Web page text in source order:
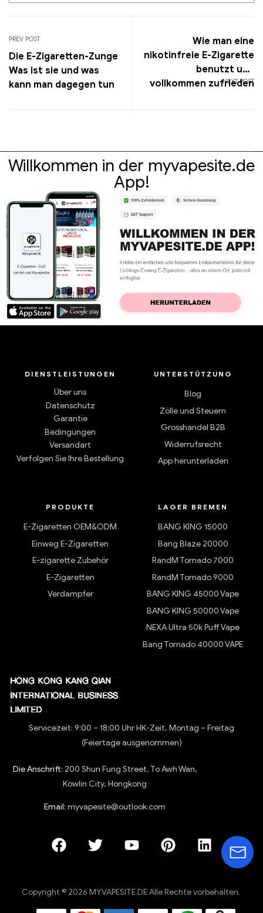
PREV POST
Die E-Zigaretten-Zunge
Was ist sie und was
kann man dagegen tun
NEXT POST
Wie man eine
nikotinfreie E-Zigarette
benutzt und
vollkommen zufrieden
Willkommen in der myvapesite.de
App!
DIENSTLEISTUNGEN
Über uns
Datenschutz
Garantie
Bedingungen
Versandart
Verfolgen Sie Ihre Bestellung
UNTERSTÜTZUNG
Blog
Zölle und Steuern
Grosshandel B2B
Widerrufsrecht
App herunterladen
PRODUKTE
E-Zigaretten OEM&ODM
Einweg E-Zigaretten
E-zigarette Zubehör
E-Zigaretten
Verdampfer
LAGER BREMEN
BANG KING 15000
Bang Blaze 20000
RandM Tornado 7000
RandM Tornado 9000
BANG KING 45000 Vape
BANG KING 50000 Vape
NEXA Ultra 50k Puff Vape
Bang Tornado 40000 VAPE
Servicezeit: 9:00 – 18:00 Uhr HK-Zeit, Montag – Freitag
(Feiertage ausgenommen)
Die Anschrift: 200 Shun Fung Street, To Awh Wan,
Kowlin City, Hongkong
Email: myvapesite@outlook.com
Copyright © 2026 MYVAPESITE.DE Alle Rechte vorbehalten.